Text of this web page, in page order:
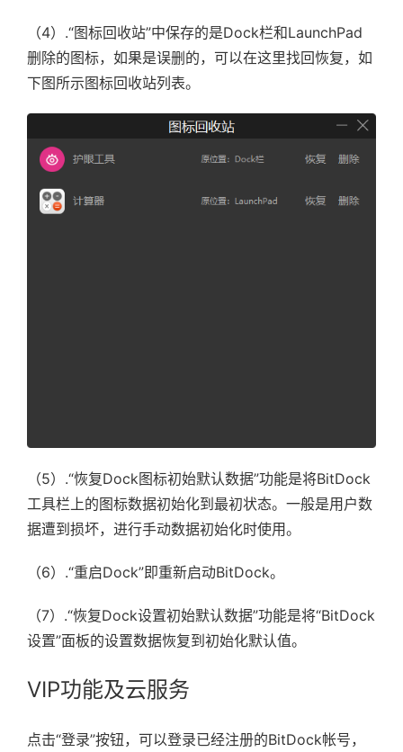
（4）.“图标回收站”中保存的是Dock栏和LaunchPad
删除的图标，如果是误删的，可以在这里找回恢复，如
下图所示图标回收站列表。
（5）.“恢复Dock图标初始默认数据”功能是将BitDock
工具栏上的图标数据初始化到最初状态。一般是用户数
据遭到损坏，进行手动数据初始化时使用。
（6）.“重启Dock”即重新启动BitDock。
（7）.“恢复Dock设置初始默认数据”功能是将“BitDock
设置”面板的设置数据恢复到初始化默认值。
VIP功能及云服务
点击“登录”按钮，可以登录已经注册的BitDock帐号，